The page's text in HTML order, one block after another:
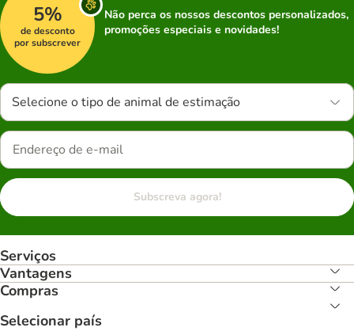
5%
de desconto
por subscrever
Não perca os nossos descontos personalizados,
promoções especiais e novidades!
Selecione o tipo de animal de estimação
Subscreva agora!
Serviços
Vantagens
Compras
Selecionar país